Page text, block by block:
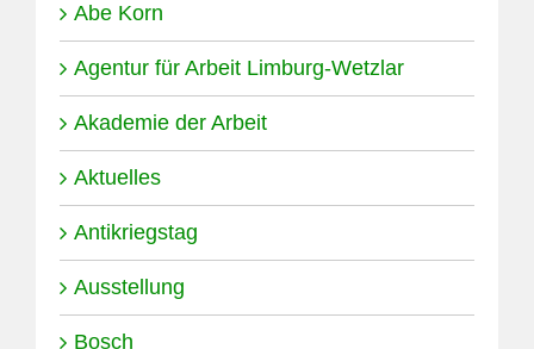
Abe Korn
Agentur für Arbeit Limburg-Wetzlar
Akademie der Arbeit
Aktuelles
Antikriegstag
Ausstellung
Bosch